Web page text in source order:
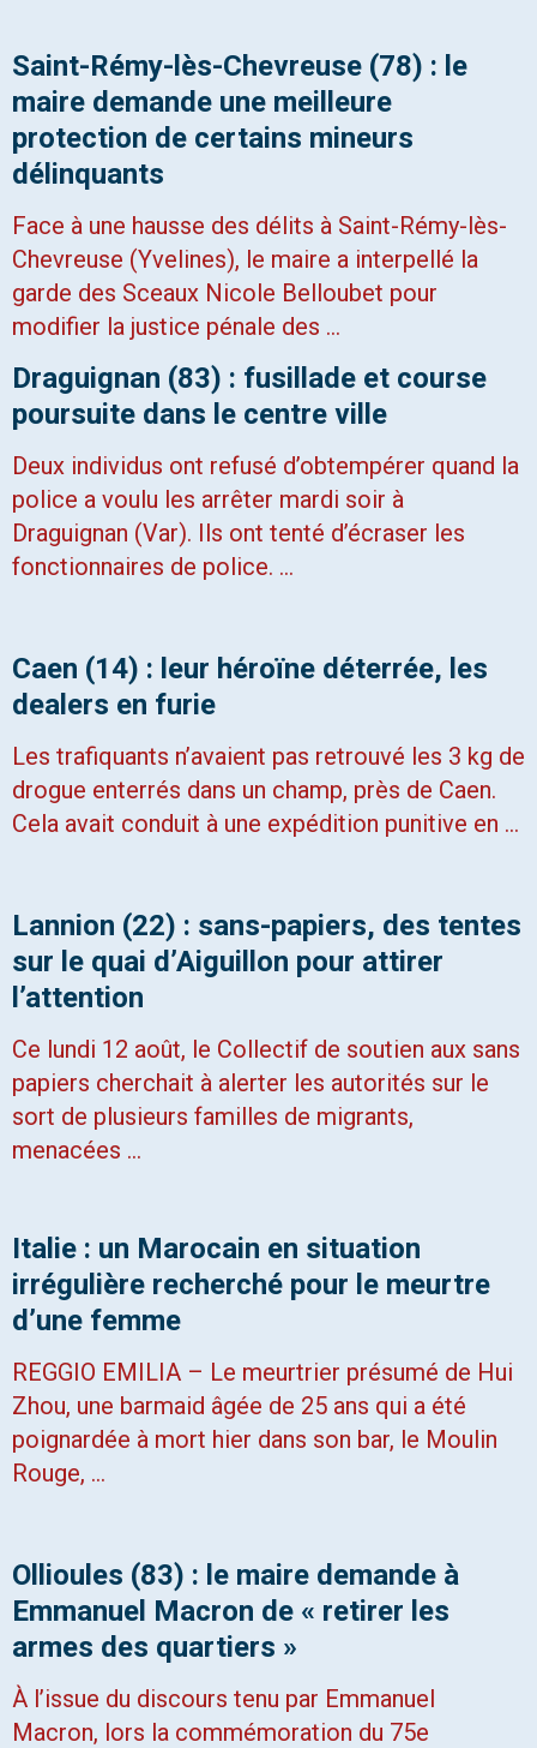
Saint-Rémy-lès-Chevreuse (78) : le
maire demande une meilleure
protection de certains mineurs
délinquants
Face à une hausse des délits à Saint-Rémy-lès-
Chevreuse (Yvelines), le maire a interpellé la
garde des Sceaux Nicole Belloubet pour
modifier la justice pénale des …
Draguignan (83) : fusillade et course
poursuite dans le centre ville
Deux individus ont refusé d’obtempérer quand la
police a voulu les arrêter mardi soir à
Draguignan (Var). Ils ont tenté d’écraser les
fonctionnaires de police. …
Caen (14) : leur héroïne déterrée, les
dealers en furie
Les trafiquants n’avaient pas retrouvé les 3 kg de
drogue enterrés dans un champ, près de Caen.
Cela avait conduit à une expédition punitive en …
Lannion (22) : sans-papiers, des tentes
sur le quai d’Aiguillon pour attirer
l’attention
Ce lundi 12 août, le Collectif de soutien aux sans
papiers cherchait à alerter les autorités sur le
sort de plusieurs familles de migrants,
menacées …
Italie : un Marocain en situation
irrégulière recherché pour le meurtre
d’une femme
REGGIO EMILIA – Le meurtrier présumé de Hui
Zhou, une barmaid âgée de 25 ans qui a été
poignardée à mort hier dans son bar, le Moulin
Rouge, …
Ollioules (83) : le maire demande à
Emmanuel Macron de « retirer les
armes des quartiers »
À l’issue du discours tenu par Emmanuel
Macron, lors la commémoration du 75e